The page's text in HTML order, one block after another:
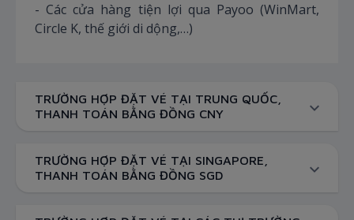
- Các cửa hàng tiện lợi qua Payoo (WinMart,
Circle K, thế giới di dộng,…)
TRƯỜNG HỢP ĐẶT VÉ TẠI TRUNG QUỐC,
THANH TOÁN BẰNG ĐỒNG CNY
TRƯỜNG HỢP ĐẶT VÉ TẠI SINGAPORE,
THANH TOÁN BẰNG ĐỒNG SGD